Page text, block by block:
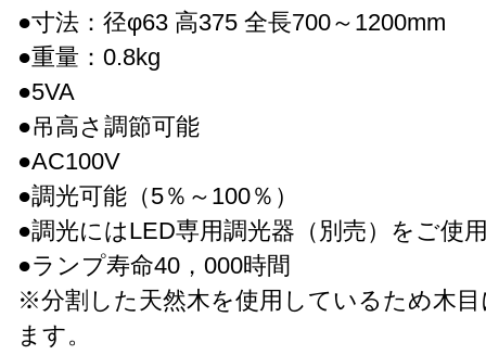
●寸法：径φ63 高375 全長700～1200mm
●重量：0.8kg
●5VA
●吊高さ調節可能
●AC100V
●調光可能（5％～100％）
●調光にはLED専用調光器（別売）をご使
●ランプ寿命40，000時間
※分割した天然木を使用しているため木
ます。